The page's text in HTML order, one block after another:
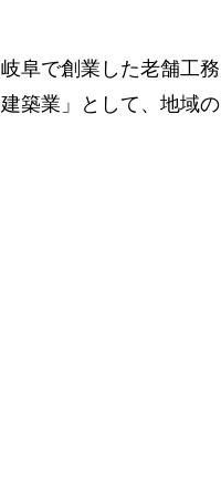
阜で創業した老舗工務
築業」として、地域